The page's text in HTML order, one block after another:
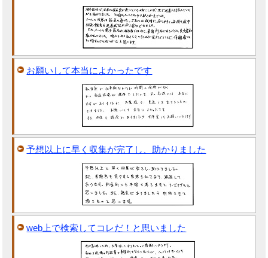
お願いして本当によかったです
予想以上に早く収集が完了し、助かりました
web上で検索してコレだ！と思いました